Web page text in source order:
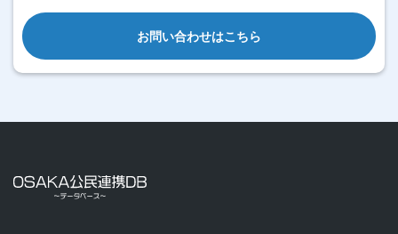
お問い合わせはこちら